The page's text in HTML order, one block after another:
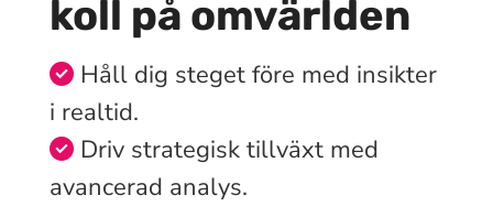
koll på omvärlden
Håll dig steget före med insikter
i realtid.
Driv strategisk tillväxt med
avancerad analys.